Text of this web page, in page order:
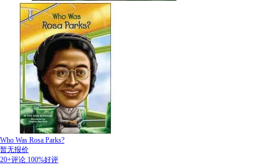
Who Was Rosa Parks?
暂无报价
20+评论 100%好评